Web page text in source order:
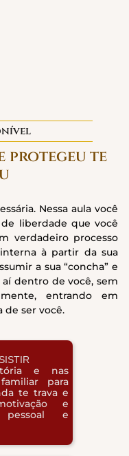
protegeu te
Nessa aula você
liberdade que você
verdadeiro processo
à partir da sua
a sua “concha” e
dentro de você, sem
entrando em
de ser você.
e nas
para
te trava e
e
e